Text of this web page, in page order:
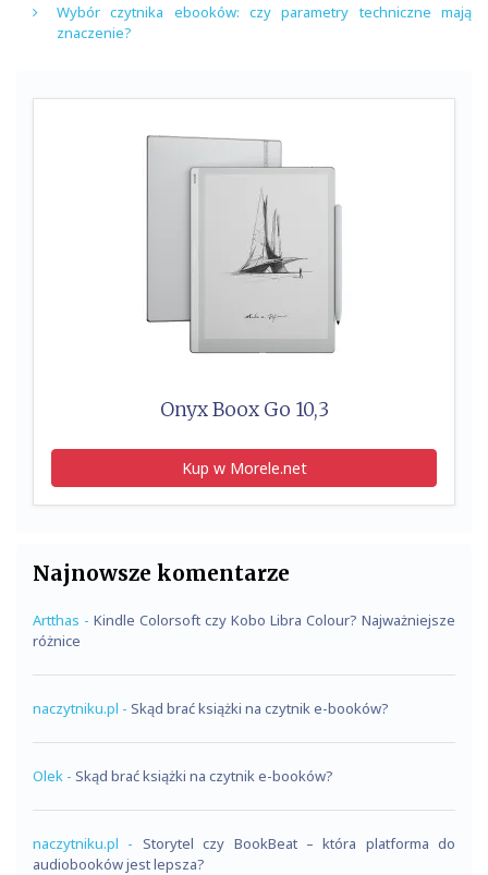
Wybór czytnika ebooków: czy parametry techniczne mają
znaczenie?
Onyx Boox Go 10,3
Kup w Morele.net
Najnowsze komentarze
Artthas - Kindle Colorsoft czy Kobo Libra Colour? Najważniejsze
różnice
naczytniku.pl - Skąd brać książki na czytnik e-booków?
Olek - Skąd brać książki na czytnik e-booków?
naczytniku.pl - Storytel czy BookBeat – która platforma do
audiobooków jest lepsza?